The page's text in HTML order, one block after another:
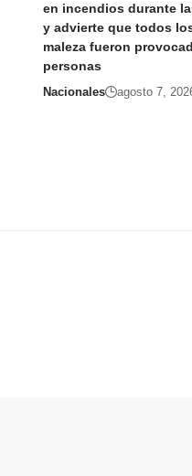
en incendios durante
y advierte que todos
maleza fueron
personas
Nacionales agosto 7,